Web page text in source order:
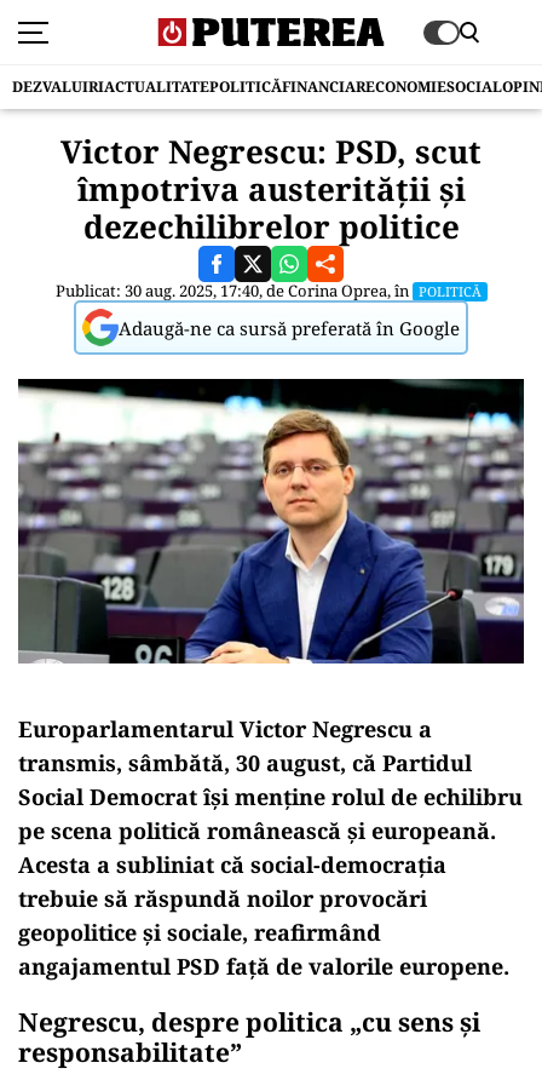
DEZVALUIRIACTUALITATEPOLITICĂFINANCIARECONOMIESOCIAL
Victor Negrescu: PSD, scut
împotriva austerității și
dezechilibrelor politice
Publicat: 30 aug. 2025, 17:40, deCorina Oprea, în POLITICĂ
Adaugă-ne ca sursă preferată în Google
Europarlamentarul Victor Negrescu a
transmis, sâmbătă, 30 august, că Partidul
Social Democrat își menține rolul de echilibru
pe scena politică românească și europeană.
Acesta a subliniat că social-democrația
trebuie să răspundă noilor provocări
geopolitice și sociale, reafirmând
angajamentul PSD față de valorile europene.
Negrescu, despre politica „cu sens și
responsabilitate”